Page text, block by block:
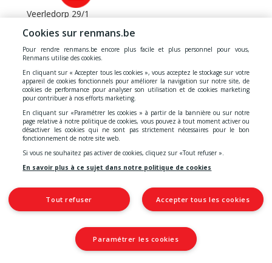
Veerledorp 29/1
VILVOORDE 2
Leuvensesteenweg 229
VILVOORDE
VIRTON
Faubourg d'Arrival 65
VIRTON
VOSSEM
Collège van Luxemburglaan 2
VOSSEM
Rue des Tendeurs 1
Cookies sur renmans.be
Pour rendre renmans.be encore plus facile et plus personnel pour vous,
Renmans utilise des cookies.
En cliquant sur « Accepter tous les cookies », vous acceptez le stockage sur votre
appareil de cookies fonctionnels pour améliorer la navigation sur notre site, de
cookies de performance pour analyser son utilisation et de cookies marketing
pour contribuer à nos efforts marketing.
En cliquant sur «Paramétrer les cookies » à partir de la bannière ou sur notre
page relative à notre politique de cookies, vous pouvez à tout moment activer ou
désactiver les cookies qui ne sont pas strictement nécessaires pour le bon
fonctionnement de notre site web.
Si vous ne souhaitez pas activer de cookies, cliquez sur «Tout refuser ».
En savoir plus à ce sujet dans notre politique de cookies
Accepter tous les cookies
Tout refuser
Paramétrer les cookies